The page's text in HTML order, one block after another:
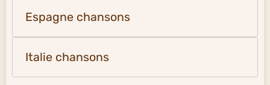
Espagne chansons
Italie chansons